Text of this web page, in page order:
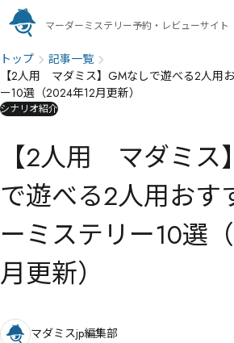
マーダーミステリー予約・レビューサイト
トップ
記事一覧
【2人用 マダミス】GMなしで遊べる2人用
ー10選（2024年12月更新）
シナリオ紹介
【2人用 マダミス
で遊べる2人用おす
ーミステリー10選
月更新）
マダミスjp編集部